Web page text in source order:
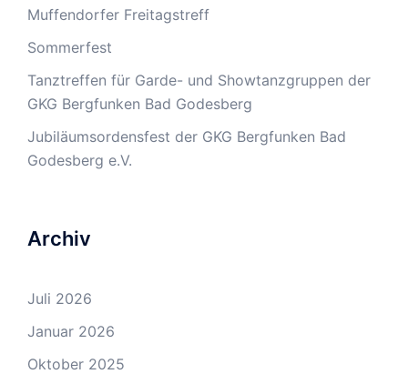
Muffendorfer Freitagstreff
Sommerfest
Tanztreffen für Garde- und Showtanzgruppen der
GKG Bergfunken Bad Godesberg
Jubiläumsordensfest der GKG Bergfunken Bad
Godesberg e.V.
Archiv
Juli 2026
Januar 2026
Oktober 2025